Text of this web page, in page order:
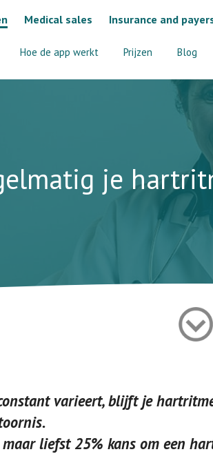
Hoe de app werkt Prijzen Blog
Medical sales Insurance and
je
varieert, blijft je
liefst 25% kans om een